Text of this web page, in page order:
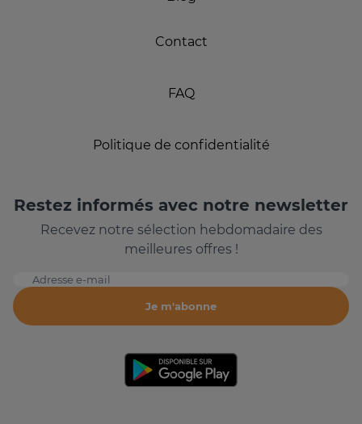
Contact
FAQ
Politique de confidentialité
Restez informés avec notre newsletter
Recevez notre sélection hebdomadaire des
meilleures offres !
Adresse e-mail
Je m'abonne